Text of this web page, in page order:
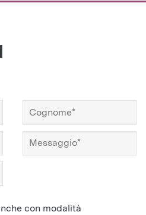
con modalità